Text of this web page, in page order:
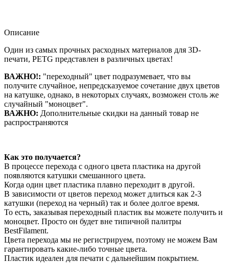
Описание
Один из самых прочных расходных материалов для 3D-
печати, PETG представлен в различных цветах!
ВАЖНО!: "переходный" цвет подразумевает, что вы
получите случайное, непредсказуемое сочетание двух цветов
на катушке, однако, в некоторых случаях, возможен столь же
случайный "моноцвет".
ВАЖНО: Дополнительные скидки на данный товар не
распространяются
Как это получается?
В процессе перехода с одного цвета пластика на другой
появляются катушки смешанного цвета.
Когда один цвет пластика плавно переходит в другой.
В зависимости от цветов переход может длиться как 2-3
катушки (переход на черный) так и более долгое время.
То есть, заказывая переходный пластик вы можете получить и
моноцвет. Просто он будет вне типичной палитры
BestFilament.
Цвета перехода мы не регистрируем, поэтому не можем Вам
гарантировать какие-либо точные цвета.
Пластик идеален для печати с дальнейшим покрытием.